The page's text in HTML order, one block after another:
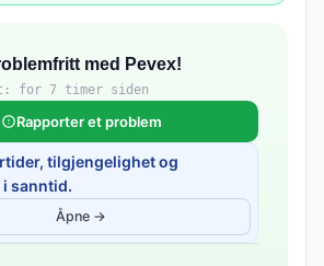
med Pevex!
for 7 timer siden
Rapporter et problem
tilgjengelighet og
sanntid.
Åpne →